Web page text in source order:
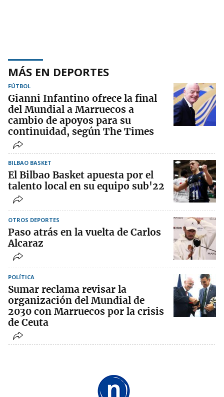
MÁS EN DEPORTES
FÚTBOL
Gianni Infantino ofrece la final
del Mundial a Marruecos a
cambio de apoyos para su
continuidad, según The Times
BILBAO BASKET
El Bilbao Basket apuesta por el
talento local en su equipo sub'22
OTROS DEPORTES
Paso atrás en la vuelta de Carlos
Alcaraz
POLÍTICA
Sumar reclama revisar la
organización del Mundial de
2030 con Marruecos por la crisis
de Ceuta